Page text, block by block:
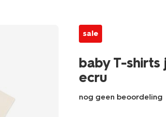
sale
baby T-shirts
ecru
nog geen beoordeling